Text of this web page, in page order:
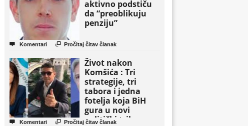
aktivno podstiču
da “preoblikuju
penziju”
 Komentari  Pročitaj čitav članak
Život nakon
Komšića : Tri
strategije, tri
tabora i jedna
fotelja koja BiH
gura u novi
politički triler
 Komentari  Pročitaj čitav članak